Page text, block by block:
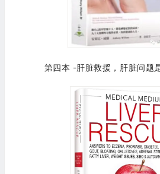
第四本 -肝脏救援，肝脏问题